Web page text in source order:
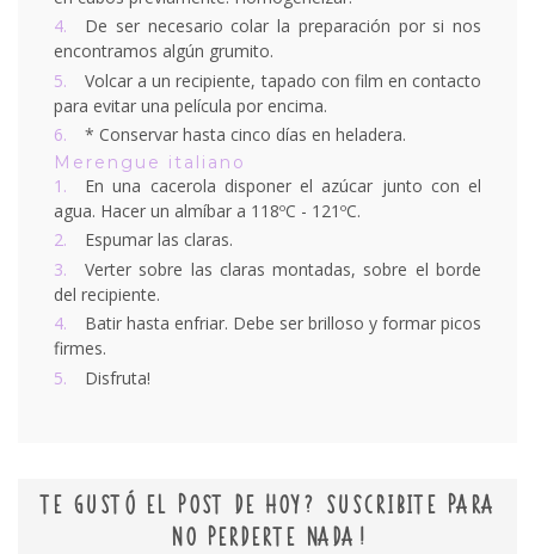
De ser necesario colar la preparación por si nos
encontramos algún grumito.
Volcar a un recipiente, tapado con film en contacto
para evitar una película por encima.
* Conservar hasta cinco días en heladera.
Merengue italiano
En una cacerola disponer el azúcar junto con el
agua. Hacer un almíbar a 118ºC - 121ºC.
Espumar las claras.
Verter sobre las claras montadas, sobre el borde
del recipiente.
Batir hasta enfriar. Debe ser brilloso y formar picos
firmes.
Disfruta!
TE GUSTÓ EL POST DE HOY? SUSCRIBITE PARA
NO PERDERTE NADA!